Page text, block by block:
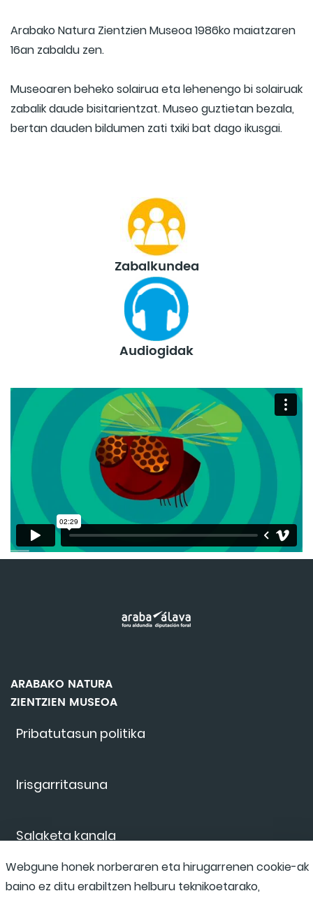
Arabako Natura Zientzien Museoa 1986ko maiatzaren
16an zabaldu zen.
Museoaren beheko solairua eta lehenengo bi solairuak
zabalik daude bisitarientzat. Museo guztietan bezala,
bertan dauden bildumen zati txiki bat dago ikusgai.
Zabalkundea
Audiogidak
Pribatutasun politika
Irisgarritasuna
Salaketa kanala
ARABAKO NATURA
ZIENTZIEN MUSEOA
Webgune honek norberaren eta hirugarrenen cookie-ak
baino ez ditu erabiltzen helburu teknikoetarako,